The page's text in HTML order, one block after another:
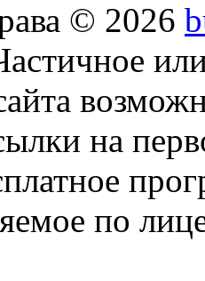
© 2026
на
по